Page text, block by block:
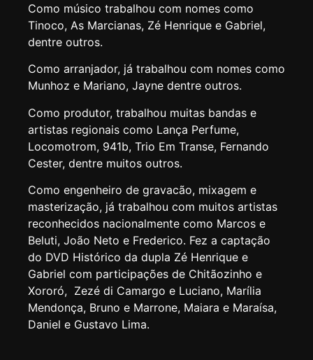
Como músico trabalhou com nomes como
Tinoco, As Marcianas, Zé Henrique e Gabriel,
dentre outros.
Como arranjador, já trabalhou com nomes como
Munhoz e Mariano, Jayne dentre outros.
Como produtor, trabalhou muitas bandas e
artistas regionais como Lança Perfume,
Locomotrom, 941b, Trio Em Transe, Fernando
Cester, dentre muitos outros.
Como engenheiro de gravacão, mixagem e
masterização, já trabalhou com muitos artistas
reconhecidos nacionalmente como Marcos e
Beluti, João Neto e Frederico. Fez a captação
do DVD Histórico da dupla Zé Henrique e
Gabriel com participações de Chitãozinho e
Xororó, Zezé di Camargo e Luciano, Marília
Mendonça, Bruno e Marrone, Maiara e Maraísa,
Daniel e Gustavo Lima.